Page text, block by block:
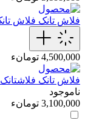
فلاش تانک فلاش
4,500,000 تومانء
فلاش تانک
ناموجود
3,100,000 تومانء